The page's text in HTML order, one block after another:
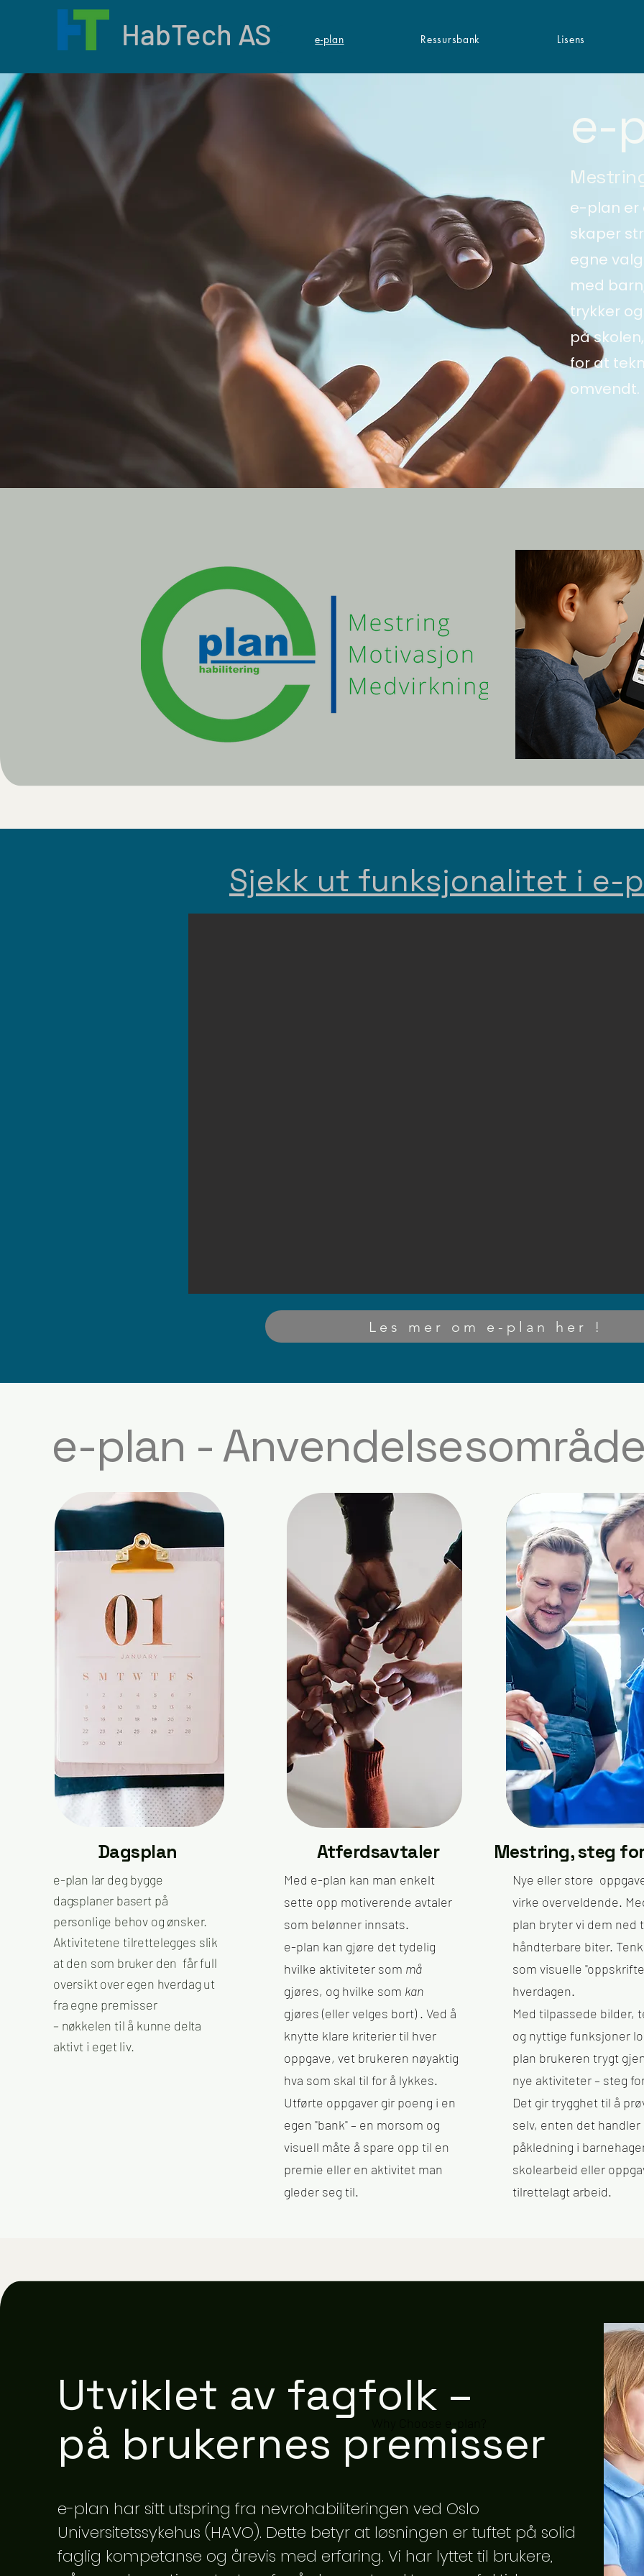
HabTech AS e-plan Ressursbank Lisens
e-
e-plan er
skaper
egne
med
trykker
på
for at
omvendt.
Sjekk ut funksjonalitet i e-
Les mer om e-plan her !
e-plan -
Dagsplan
e-plan lar deg bygge
dagsplaner basert på
personlige behov og ønsker.
Aktivitetene tilrettelegges slik
at den som bruker den får full
oversikt over egen hverdag ut
fra egne premisser
– nøkkelen til å kunne delta
aktivt i eget liv.
Atferdsavtaler
Med e-plan kan man enkelt
sette opp motiverende avtaler
som belønner innsats.
e-plan kan gjøre det tydelig
hvilke aktiviteter som må
gjøres, og hvilke som kan
gjøres (eller velges bort) . Ved å
knytte klare kriterier til hver
oppgave, vet brukeren nøyaktig
hva som skal til for å lykkes.
Utførte oppgaver gir poeng i en
egen "bank" – en morsom og
visuell måte å spare opp til en
premie eller en aktivitet man
gleder seg til.
Mestring, steg
Nye eller store
virke overveldende.
plan bryter vi dem ned
håndterbare biter.
som visuelle
hverdagen.
Med tilpassede bilder,
og nyttige funksjoner
plan brukeren trygt
nye aktiviteter – steg
Det gir trygghet til å
selv, enten det handler
påkledning i
skolearbeid eller
tilrettelagt arbeid.
Utviklet av fagfolk –
på brukernes premisser
e-plan har sitt utspring fra nevrohabiliteringen ved Oslo
Universitetssykehus (HAVO). Dette betyr at løsningen er tuftet på solid
faglig kompetanse og årevis med erfaring. Vi har lyttet til brukere,